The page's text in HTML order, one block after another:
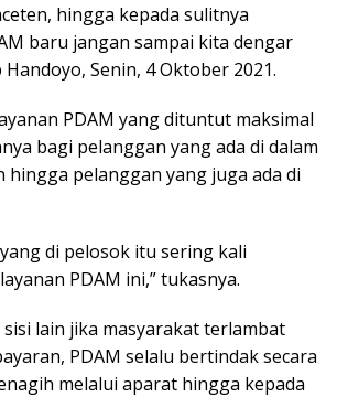
hingga kepada sulitnya
baru jangan sampai kita dengar
Handoyo, Senin, 4 Oktober 2021.
PDAM yang dituntut maksimal
bagi pelanggan yang ada di dalam
hingga pelanggan yang juga ada di
di pelosok itu sering kali
PDAM ini,” tukasnya.
lain jika masyarakat terlambat
PDAM selalu bertindak secara
melalui aparat hingga kepada